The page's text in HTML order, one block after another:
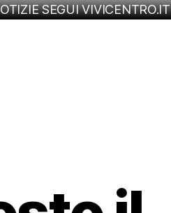
SEGUI VIVICENTRO.IT